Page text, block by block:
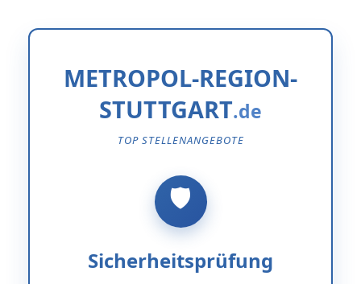
METROPOL-REGION-
STUTTGART
TOP STELLENANGEBOTE
Sicherheitsprüfung